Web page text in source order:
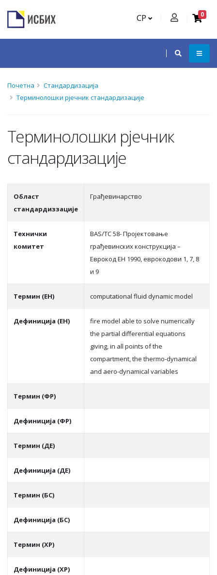
СР 0
Почетна
Стандардизација
Терминолошки рјечник стандардизације
Терминолошки рјечник
стандардизације
Област
стандардиззације
Грађевинарство
Teхнички
комитет
BAS/TC 58- Пројектовање
грађевинских конструкција –
Еврокод ЕН 1990, еврокодови 1, 7, 8
и 9
Термин (ЕН) computational fluid dynamic model
Дефиниција (ЕН)
fire model able to solve numerically
the partial differential equations
giving, in all points of the
compartment, the thermo-dynamical
and aero-dynamical variables
Термин (ФР)
Дефиниција (ФР)
Термин (ДЕ)
Дефиниција (ДЕ)
Термин (БС)
Дефиниција (БС)
Термин (ХР)
Дефиниција (ХР)